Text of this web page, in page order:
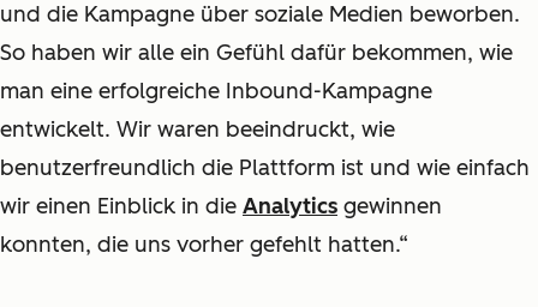
und die Kampagne über soziale Medien beworben.
So haben wir alle ein Gefühl dafür bekommen, wie
man eine erfolgreiche Inbound-Kampagne
entwickelt. Wir waren beeindruckt, wie
benutzerfreundlich die Plattform ist und wie einfach
wir einen Einblick in die Analytics gewinnen
konnten, die uns vorher gefehlt hatten.“